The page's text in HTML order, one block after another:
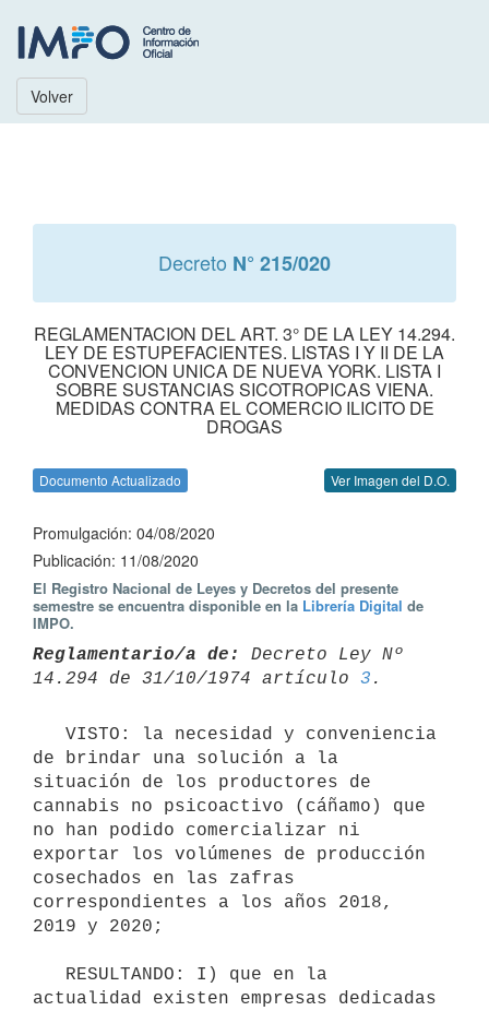
Volver
Decreto N° 215/020
REGLAMENTACION DEL ART. 3° DE LA LEY 14.294.
LEY DE ESTUPEFACIENTES. LISTAS I Y II DE LA
CONVENCION UNICA DE NUEVA YORK. LISTA I
SOBRE SUSTANCIAS SICOTROPICAS VIENA.
MEDIDAS CONTRA EL COMERCIO ILICITO DE
DROGAS
Documento Actualizado Ver Imagen del D.O.
Promulgación: 04/08/2020
Publicación: 11/08/2020
El Registro Nacional de Leyes y Decretos del presente
semestre se encuentra disponible en la Librería Digital de
IMPO.
Reglamentario/a de:
Decreto Ley Nº
14.294 de 31/10/1974 artículo 3
de brindar una solución a la
situación de los productores de
cannabis no psicoactivo (cáñamo) que
no han podido comercializar ni
exportar los volúmenes de producción
cosechados en las zafras
correspondientes a los años 2018,
2019 y 2020;
actualidad existen empresas dedicadas